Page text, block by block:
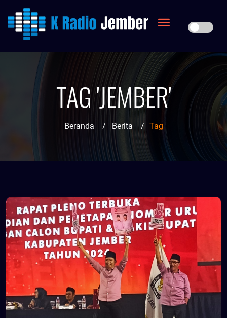
TAG 'JEMBER'
Beranda / Berita / Tag